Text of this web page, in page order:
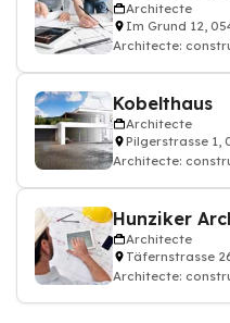
Architecte
Im Grund 12,
Architecte:
Kobelthaus
Architecte
Pilgerstrasse 1,
Architecte:
Hunziker
Architecte
Täfernstrasse
Architecte: